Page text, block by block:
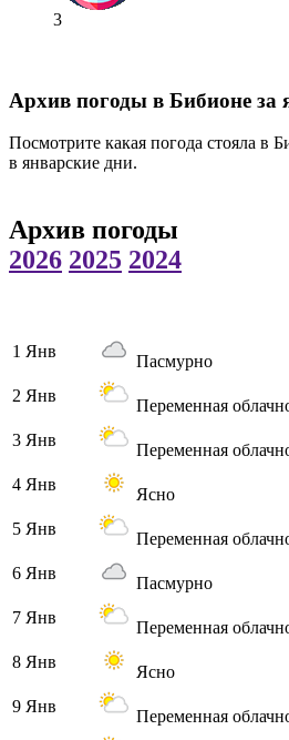
3
Архив погоды в Бибионе за
Посмотрите какая погода стояла в
в январские дни.
Архив погоды
2026 2025 2024
1 Янв
Пасмурно
2 Янв
Переменная
3 Янв
Переменная
4 Янв
Ясно
5 Янв
Переменная
6 Янв
Пасмурно
7 Янв
Переменная
8 Янв
Ясно
9 Янв
Переменная